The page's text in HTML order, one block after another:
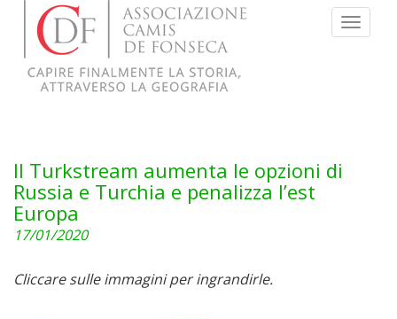
Menu
Il Turkstream aumenta le opzioni di
Russia e Turchia e penalizza l’est
Europa
17/01/2020
Cliccare sulle immagini per ingrandirle.